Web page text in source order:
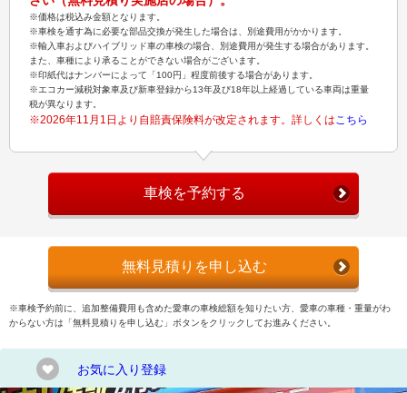
※価格は税込み金額となります。
※車検を通す為に必要な部品交換が発生した場合は、別途費用がかかります。
※輸入車およびハイブリッド車の車検の場合、別途費用が発生する場合があります。
また、車種により承ることができない場合がございます。
※印紙代はナンバーによって「100円」程度前後する場合があります。
※エコカー減税対象車及び新車登録から13年及び18年以上経過している車両は重量
税が異なります。
※2026年11月1日より自賠責保険料が改定されます。詳しくは こちら
車検を予約する
無料見積りを申し込む
※車検予約前に、追加整備費用も含めた愛車の車検総額を知りたい方、愛車の車種・重量がわ
からない方は「無料見積りを申し込む」ボタンをクリックしてお進みください。
お気に入り登録